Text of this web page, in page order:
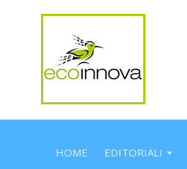
HOME EDITORIALI